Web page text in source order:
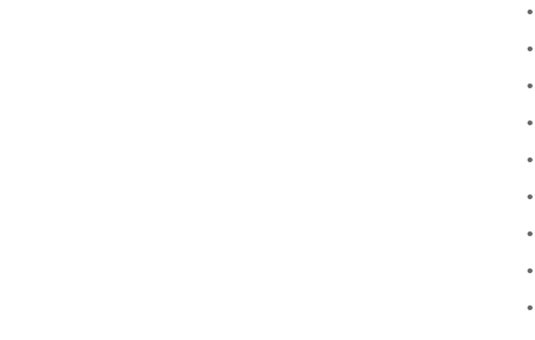
•
•
•
•
•
•
•
•
•